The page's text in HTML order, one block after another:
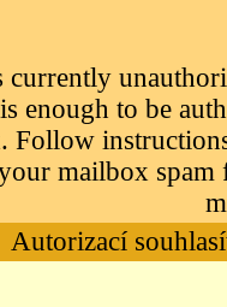
currently
enough to be
mailbox
Autorizací